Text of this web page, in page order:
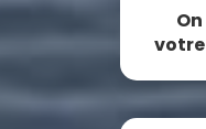
votre